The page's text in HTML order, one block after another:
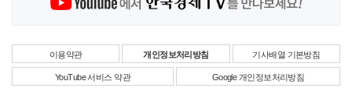
이용약관 개인정보처리방침 기사배열 기본방침
YouTube 서비스 약관 Google 개인정보처리방침